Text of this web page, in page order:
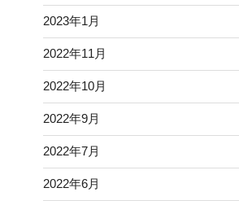
2023年1月
2022年11月
2022年10月
2022年9月
2022年7月
2022年6月